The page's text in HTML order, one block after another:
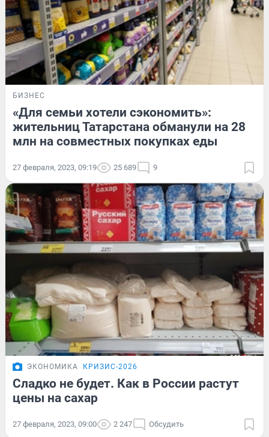
БИЗНЕС
«Для семьи хотели сэкономить»:
жительниц Татарстана обманули на 28
млн на совместных покупках еды
27 февраля, 2023, 09:19 25 689 9
ЭКОНОМИКА КРИЗИС-2026
Сладко не будет. Как в России растут
цены на сахар
27 февраля, 2023, 09:00 2 247 Обсудить